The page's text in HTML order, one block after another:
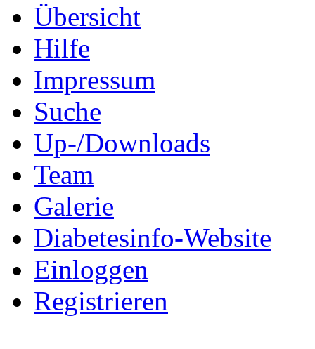
Übersicht
Hilfe
Impressum
Suche
Up-/Downloads
Team
Galerie
Diabetesinfo-Website
Einloggen
Registrieren